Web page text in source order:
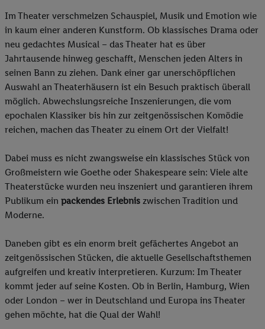
Im Theater verschmelzen Schauspiel, Musik und Emotion wie
in kaum einer anderen Kunstform. Ob klassisches Drama oder
neu gedachtes Musical – das Theater hat es über
Jahrtausende hinweg geschafft, Menschen jeden Alters in
seinen Bann zu ziehen. Dank einer gar unerschöpflichen
Auswahl an Theaterhäusern ist ein Besuch praktisch überall
möglich. Abwechslungsreiche Inszenierungen, die vom
epochalen Klassiker bis hin zur zeitgenössischen Komödie
reichen, machen das Theater zu einem Ort der Vielfalt!
Dabei muss es nicht zwangsweise ein klassisches Stück von
Großmeistern wie Goethe oder Shakespeare sein: Viele alte
Theaterstücke wurden neu inszeniert und garantieren ihrem
Publikum ein packendes Erlebnis zwischen Tradition und
Moderne.
Daneben gibt es ein enorm breit gefächertes Angebot an
zeitgenössischen Stücken, die aktuelle Gesellschaftsthemen
aufgreifen und kreativ interpretieren. Kurzum: Im Theater
kommt jeder auf seine Kosten. Ob in Berlin, Hamburg, Wien
oder London – wer in Deutschland und Europa ins Theater
gehen möchte, hat die Qual der Wahl!